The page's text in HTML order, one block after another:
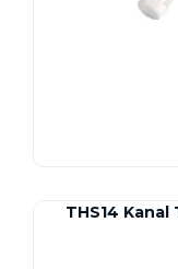
THS14 Kanal